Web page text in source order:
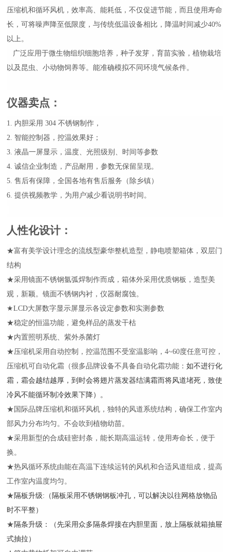
压缩机和循环风机，效率高、能耗低，不仅促进节能，而且使用寿命
长，可将噪声降至低限度，与传统低温设备相比，降温时间减少40%
以上。
广泛应用于微生物组织细胞培养，种子发芽，育苗实验，植物栽培
以及昆虫、小动物饲养等。能准确模拟不同环境气候条件。
仪器卖点 ：
1. 内胆采用 304 不锈钢制作，
2. 智能控制器，控温效果好；
3. 液晶一屏显示，温度、光照级别、时间等参数
4. 诚信企业制造，产品耐用，参数无保留呈现。
5. 售后有保障，全国各地有售后服务（除乡镇）
6. 提供视频教学，为用户减少看说明书时间。
人性化设计：
★富有美学设计理念的流线型豪华整机造型，静电喷塑箱体，双层门
结构
★采用镜面不锈钢氩弧焊制作而成，箱体外采用优质钢板，造型美
观，新颖。镜面不锈钢内衬，仪器耐腐蚀。
★LCD大屏数字显示屏显示各设定参数和实测参数
★稳定的恒温功能，避免样品的蒸发干枯
★内置照明系统、紫外杀菌灯
★压缩机采用自动控制，控温范围不受室温影响，4~60度任意可控，
压缩机可自动化霜（很多品牌设备不具备自动化霜功能：如不进行化
霜，霜会越结越厚，到时会将翅片蒸发器结满霜而将风道堵死，致使
冷风不能循环制冷效果下降）。
★国际品牌压缩机和循环风机，独特的风道系统结构，确保工作室内
部风力分布均匀。不会吹到植物幼苗。
★采用新型的合成硅密封条，能长期高温运转，使用寿命长，便于
换。
★热风循环系统由能在高温下连续运转的风机和合适风道组成，提高
工作室内温度均匀。
★ 隔板升级: （隔板采用不锈钢钢板冲孔，可以解决以往网格放物品
时不平整）
★ 隔条升级：（先采用众多隔条焊接在内胆里面，放上隔板就箱抽屉
式抽拉）